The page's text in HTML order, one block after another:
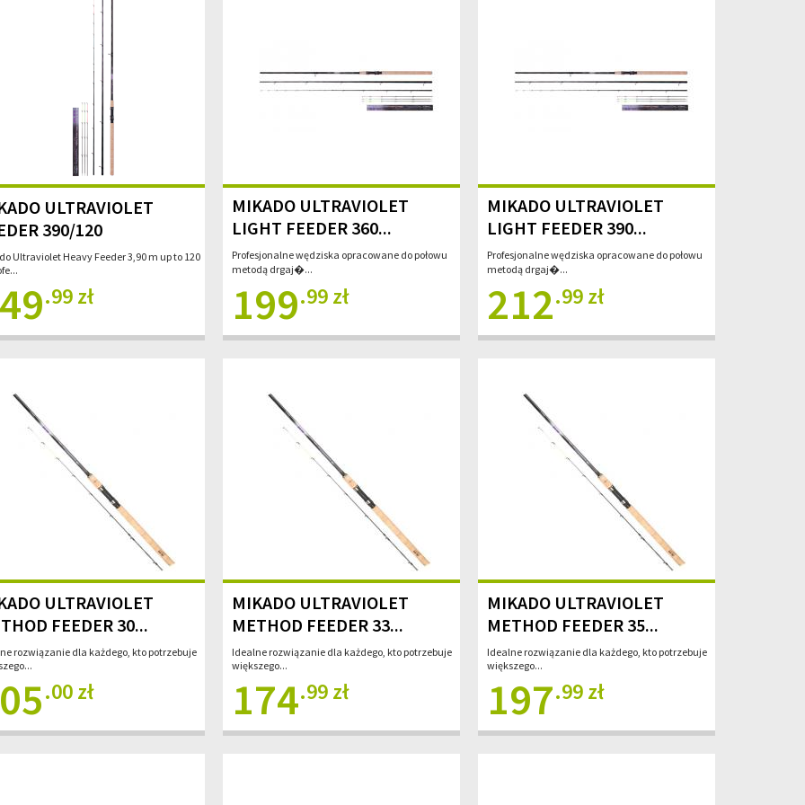
ULTRAVIOLET
390/120
Ultraviolet Heavy Feeder 3,90 m up to 120
.99 zł
MIKADO ULTRAVIOLET
LIGHT FEEDER 360...
Profesjonalne wędziska opracowane do połowu
metodą drgaj�...
199.99 zł
MIKADO ULTRAVIOLET
LIGHT FEEDER 390...
Profesjonalne wędziska opracowane do połowu
metodą drgaj�...
212.99 zł
ULTRAVIOLET
FEEDER 30...
rozwiązanie dla każdego, kto potrzebuje
.00 zł
MIKADO ULTRAVIOLET
METHOD FEEDER 33...
Idealne rozwiązanie dla każdego, kto potrzebuje
większego...
174.99 zł
MIKADO ULTRAVIOLET
METHOD FEEDER 35...
Idealne rozwiązanie dla każdego, kto potrzebuje
większego...
197.99 zł